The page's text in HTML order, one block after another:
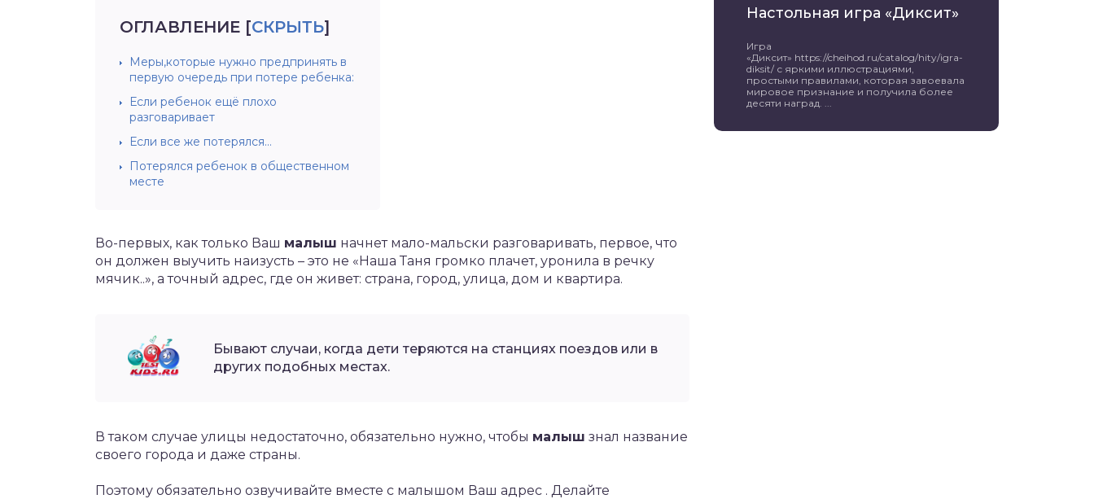
ОГЛАВЛЕНИЕ [СКРЫТЬ]
Меры,которые нужно предпринять в
первую очередь при потере ребенка:
Если ребенок ещё плохо
разговаривает
Если все же потерялся…
Потерялся ребенок в общественном
месте
Во-первых, как только Ваш малыш начнет мало-мальски разговаривать, первое, что
он должен выучить наизусть – это не «Наша Таня громко плачет, уронила в речку
мячик..», а точный адрес, где он живет: страна, город, улица, дом и квартира.
Бывают случаи, когда дети теряются на станциях поездов или в
других подобных местах.
В таком случае улицы недостаточно, обязательно нужно, чтобы малыш знал название
своего города и даже страны.
Поэтому обязательно озвучивайте вместе с малышом Ваш адрес . Делайте
Настольная игра «Диксит»
Игра
«Диксит» https://cheihod.ru/catalog/hity/igra-
diksit/ с яркими иллюстрациями,
простыми правилами, которая завоевала
мировое признание и получила более
десяти наград. ...